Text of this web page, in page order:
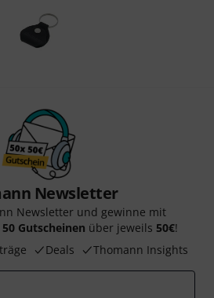
Newsletter
Newsletter und gewinne mit
50 Gutscheinen über jeweils 50€!
Deals Thomann Insights